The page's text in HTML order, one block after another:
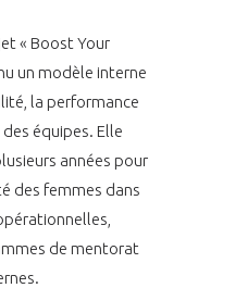
« Boost Your
un modèle interne
la performance
équipes. Elle
années pour
des femmes dans
de mentorat